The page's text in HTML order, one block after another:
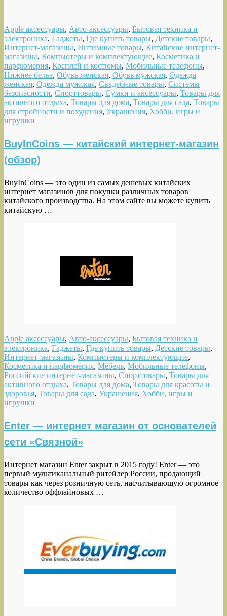
Apple аксессуары, Авто-аксессуары, Бытовая техника и
электроника, Гаджеты, Где купить товары, Детские товары,
Интернет-магазины, Интимные товары, Китайские интернет-
магазины, Компьютеры и комплектующие, Косметика и
парфюмерия, Косплей и костюмы, Мобильные телефоны,
Нижнее белье, Обувь женская, Обувь мужская, Одежда
женская, Одежда мужская, Свадебные товары, Системы
безопасности, Спорттовары, Сумки и аксессуары, Товары для
активного отдыха, Товары для дома, Товары для сада, Товары
для стройности и похудения, Украшения, Хобби, игры и
игрушки
BuyInCoins — китайский интернет-магазин
(обзор)
BuyInCoins — это один из самых дешевых китайских
интернет магазинов для покупки различных товаров
китайского производства. На этом сайте вы можете купить
китайскую …
Apple аксессуары, Авто-аксессуары, Бытовая техника и
электроника, Гаджеты, Где купить товары, Детские товары,
Интернет-магазины, Компьютеры и комплектующие,
Косметика и парфюмерия, Мебель, Мобильные телефоны,
Российские интернет-магазины, Спорттовары, Товары для
активного отдыха, Товары для дома, Товары для красоты и
здоровья, Товары для сада, Украшения, Хобби, игры и
игрушки
Enter — интернет магазин от основателей
сети «Связной»
Интернет магазин Enter закрыт в 2015 году! Enter — это
первый мультиканальный ритейлер России, продающий
товары как через розничную сеть, насчитывающую огромное
количество оффлайновых …